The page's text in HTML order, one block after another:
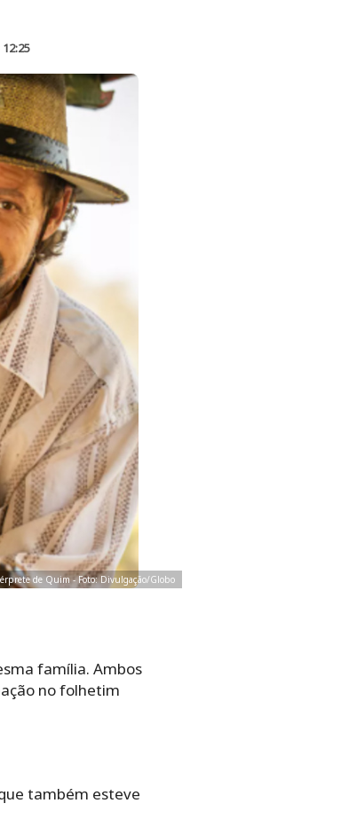
de Quim - Foto: Divulgação/Globo
família. Ambos
no folhetim
também esteve